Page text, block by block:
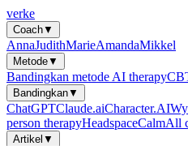
verke
Coach▼
AnnaJudithMarieAmandaMikkel
Metode▼
Bandingkan metode AI therapy
Bandingkan▼
ChatGPTClaude.aiCharacter.AI
person therapyHeadspaceCalmAll
Artikel ▼